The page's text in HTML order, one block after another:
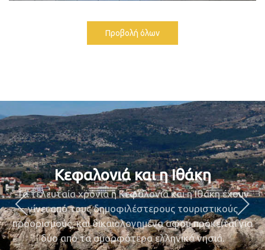
Προβολή όλων
Κεφαλονιά και η Ιθάκη
Τα τελευταία χρόνια η Κεφαλονιά και η Ιθάκη έχουν
γίνει από τους δημοφιλέστερους τουριστικούς
προορισμούς, και δικαιολογημένα αφού πρόκειται για
δύο από τα ομορφότερα ελληνικά νησιά.
Κεφαλονιά και η Ιθάκη - Cloned
Τα τελευταία χρόνια η Κεφαλονιά και η Ιθάκη έχουν
γίνει από τους δημοφιλέστερους τουριστικούς